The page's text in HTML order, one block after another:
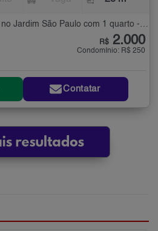
Apartamento para Alugar no Jardim São Paulo com 1 quarto - 28 m²
R$ 2.000
Condomínio: R$ 250
Contatar